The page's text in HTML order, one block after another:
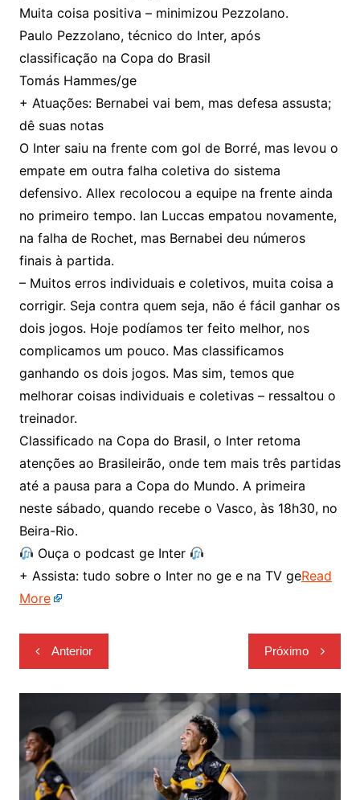
Muita coisa positiva – minimizou Pezzolano.
Paulo Pezzolano, técnico do Inter, após
classificação na Copa do Brasil
Tomás Hammes/ge
+ Atuações: Bernabei vai bem, mas defesa assusta;
dê suas notas
O Inter saiu na frente com gol de Borré, mas levou o
empate em outra falha coletiva do sistema
defensivo. Allex recolocou a equipe na frente ainda
no primeiro tempo. Ian Luccas empatou novamente,
na falha de Rochet, mas Bernabei deu números
finais à partida.
– Muitos erros individuais e coletivos, muita coisa a
corrigir. Seja contra quem seja, não é fácil ganhar os
dois jogos. Hoje podíamos ter feito melhor, nos
complicamos um pouco. Mas classificamos
ganhando os dois jogos. Mas sim, temos que
melhorar coisas individuais e coletivas – ressaltou o
treinador.
Classificado na Copa do Brasil, o Inter retoma
atenções ao Brasileirão, onde tem mais três partidas
até a pausa para a Copa do Mundo. A primeira
neste sábado, quando recebe o Vasco, às 18h30, no
Beira-Rio.
Ouça o podcast ge Inter
+ Assista: tudo sobre o Inter no ge e na TV geRead
More
Navegação
de
Post
Anterior Próximo